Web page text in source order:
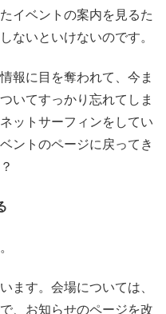
イベントの案内を見るた
ないといけないのです。
報に目を奪われて、今ま
いてすっかり忘れてしま
ットサーフィンをしてい
ントのページに戻ってき
ます。会場については、
、お知らせのページを改